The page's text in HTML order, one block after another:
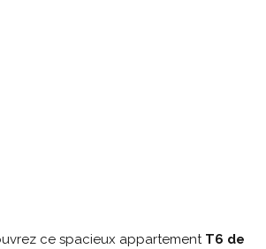
ce spacieux appartement T6 de